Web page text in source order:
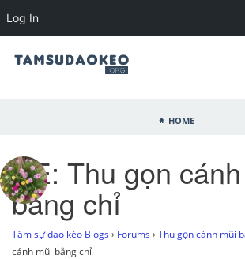
Home
RE: Thu gọn
bằng chỉ
Tâm sự dao kéo Blogs › Forums › Thu gọn cánh mũi
cánh mũi bằng chỉ
Log In